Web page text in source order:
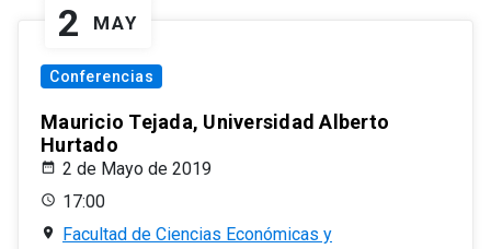
2 MAY
Conferencias
Mauricio Tejada, Universidad Alberto
Hurtado
2 de Mayo de 2019
17:00
Facultad de Ciencias Económicas y